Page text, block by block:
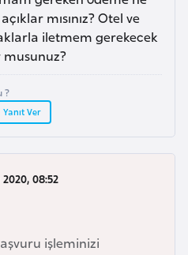
mısınız? Otel ve
iletmem gerekecek
musunuz?
?
Yanıt Ver
08:52
işleminizi